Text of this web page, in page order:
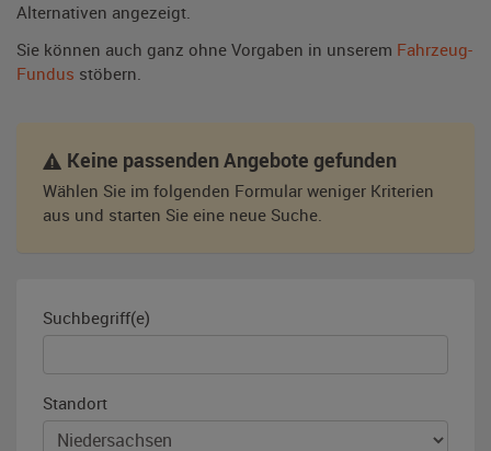
Alternativen angezeigt.
Sie können auch ganz ohne Vorgaben in unserem Fahrzeug-
Fundus stöbern.
Keine passenden Angebote gefunden
Wählen Sie im folgenden Formular weniger Kriterien
aus und starten Sie eine neue Suche.
Suchbegriff(e)
Standort